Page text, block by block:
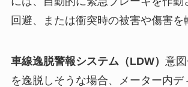
回避、または衝突時の被害や傷害を
車線逸脱警報システム（LDW） 意
を逸脱しそうな場合、メーター内デ